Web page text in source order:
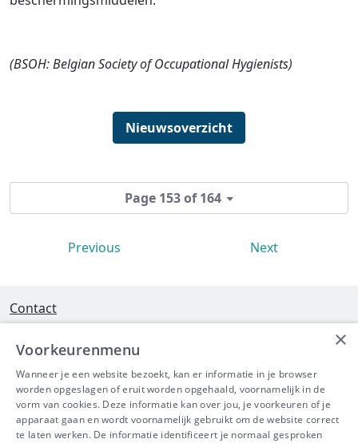
(BSOH: Belgian Society of Occupational Hygienists)
Nieuwsoverzicht
Page 153 of 164
Previous Next
Contact
Interleuvenlaan 58 - 3001 Heverlee
Tel 016/390490
info@ibeve.be
Ondernemingsnummer: 0436 612 044
×
Voorkeurenmenu
Wanneer je een website bezoekt, kan er informatie in je browser
worden opgeslagen of eruit worden opgehaald, voornamelijk in de
vorm van cookies. Deze informatie kan over jou, je voorkeuren of je
apparaat gaan en wordt voornamelijk gebruikt om de website correct
te laten werken. De informatie identificeert je normaal gesproken